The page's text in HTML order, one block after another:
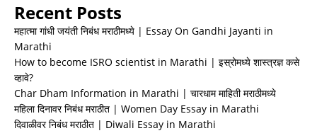
Recent Posts
महात्मा गांधी जयंती निबंध मराठीमध्ये | Essay On Gandhi Jayanti in
Marathi
How to become ISRO scientist in Marathi | इस्रोमध्ये शास्त्रज्ञ कसे
व्हावे?
Char Dham Information in Marathi | चारधाम माहिती मराठीमध्ये
महिला दिनावर निबंध मराठीत | Women Day Essay in Marathi
दिवाळीवर निबंध मराठीत | Diwali Essay in Marathi